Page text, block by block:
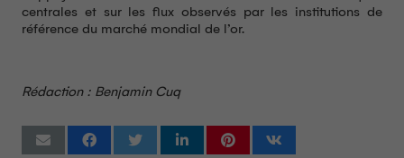
centrales et sur les flux observés par les institutions de
référence du marché mondial de l’or.
Rédaction : Benjamin Cuq